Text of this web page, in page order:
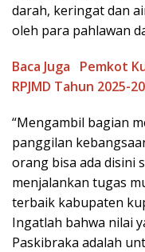
darah, keringat dan
oleh para pahlawan
Baca Juga
Pemkot
RPJMD Tahun 2025-
“Mengambil bagian
panggilan
orang bisa ada disini
menjalankan tugas
terbaik kabupaten
Ingatlah bahwa nilai
Paskibraka adalah